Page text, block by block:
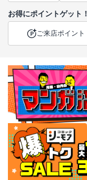
お得にポイントゲット！
ご来店ポイント